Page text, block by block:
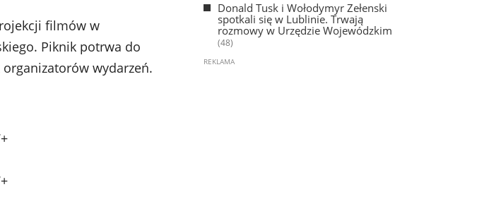
filmów w
Piknik potrwa do
organizatorów wydarzeń.
Donald Tusk i Wołodymyr Zełenski
spotkali się w Lublinie. Trwają
rozmowy w Urzędzie Wojewódzkim
(48)